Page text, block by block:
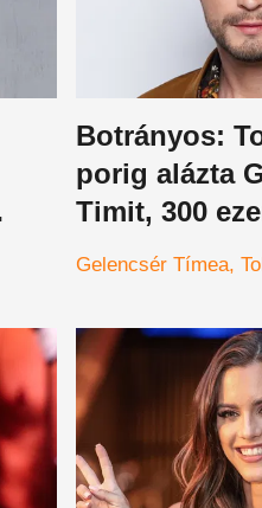
Botrányos:
porig alázta
Timit, 300
előtt szapulta
Gelencsér Tímea